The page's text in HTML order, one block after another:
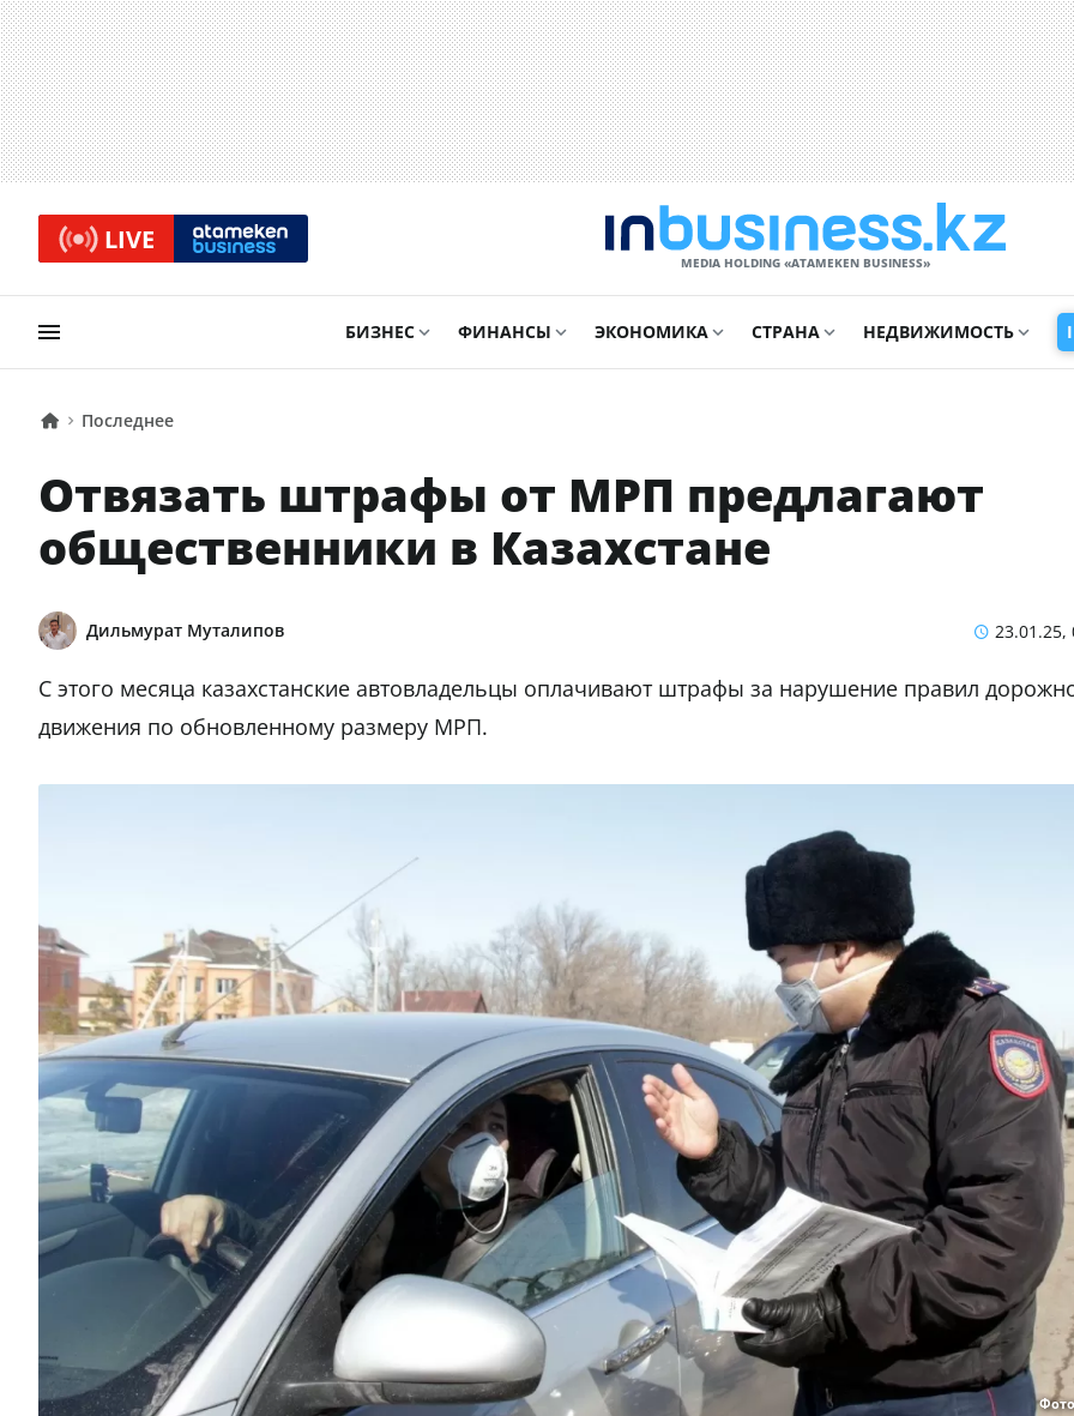
LIVE
MEDIA HOLDING «ATAMEKЕN BUSINESS»
БИЗНЕС ФИНАНСЫ ЭКОНОМИКА СТРАНА НЕДВИЖИМОСТЬ
Последнее
Отвязать штрафы от МРП предлагают
общественники в Казахстане
Дильмурат Муталипов 23.01.25,
С этого месяца казахстанские автовладельцы оплачивают штрафы за нарушение правил
движения по обновленному размеру МРП.